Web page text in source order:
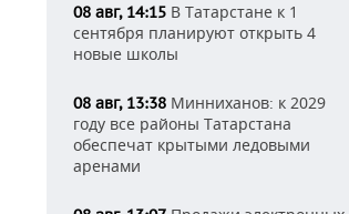
08 авг, 14:15 В Татарстане к 1
сентября планируют открыть 4
новые школы
08 авг, 13:38 Минниханов: к 2029
году все районы Татарстана
обеспечат крытыми ледовыми
аренами